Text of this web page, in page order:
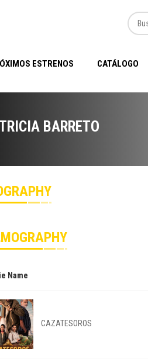
ESTRENOS CATÁLOGO
BARRETO
Name
CAZATESOROS